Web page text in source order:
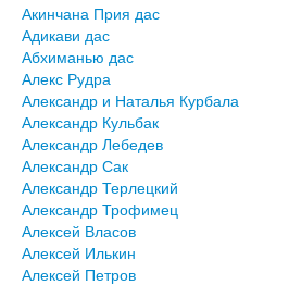
Акинчана Прия дас
Адикави дас
Абхиманью дас
Алекс Рудра
Александр и Наталья Курбала
Александр Кульбак
Александр Лебедев
Александр Сак
Александр Терлецкий
Александр Трофимец
Алексей Власов
Алексей Илькин
Алексей Петров